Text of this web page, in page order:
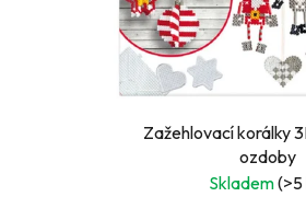
Zažehlovací korálky
ozdoby
Skladem(>5